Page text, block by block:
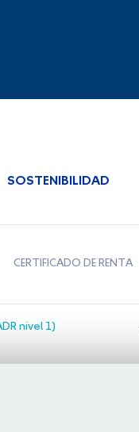
SOSTENIBILIDAD
CERTIFICADO DE RENTA
nivel 1)